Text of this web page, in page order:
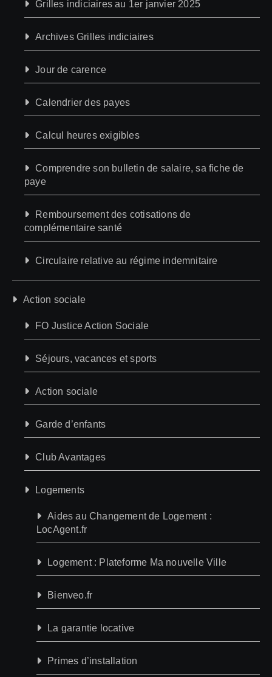
Grilles indiciaires au 1er janvier 2025
Archives Grilles indiciaires
Jour de carence
Calendrier des payes
Calcul heures exigibles
Comprendre son bulletin de salaire, sa fiche de
paye
Remboursement des cotisations de
complémentaire santé
Circulaire relative au régime indemnitaire
Action sociale
FO Justice Action Sociale
Séjours, vacances et sports
Action sociale
Garde d’enfants
Club Avantages
Logements
Aides au Changement de Logement :
LocAgent.fr
Logement : Plateforme Ma nouvelle Ville
Bienveo.fr
La garantie locative
Primes d’installation